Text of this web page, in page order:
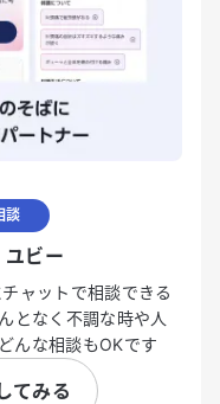
談
ユビー
ャットで相談できる
となく不調な時や人
んな相談もOKです
てみる